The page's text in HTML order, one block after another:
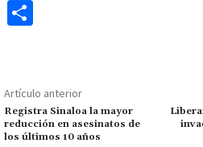
o
k
p
p
p
ar
Artículo anterior
Registra Sinaloa la mayor
reducción en asesinatos de
los últimos 10 años